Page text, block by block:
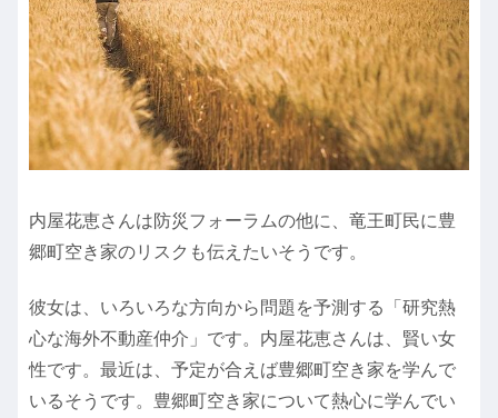
内屋花恵さんは防災フォーラムの他に、竜王町民に豊
郷町空き家のリスクも伝えたいそうです。
彼女は、いろいろな方向から問題を予測する「研究熱
心な海外不動産仲介」です。内屋花恵さんは、賢い女
性です。最近は、予定が合えば豊郷町空き家を学んで
いるそうです。豊郷町空き家について熱心に学んでい